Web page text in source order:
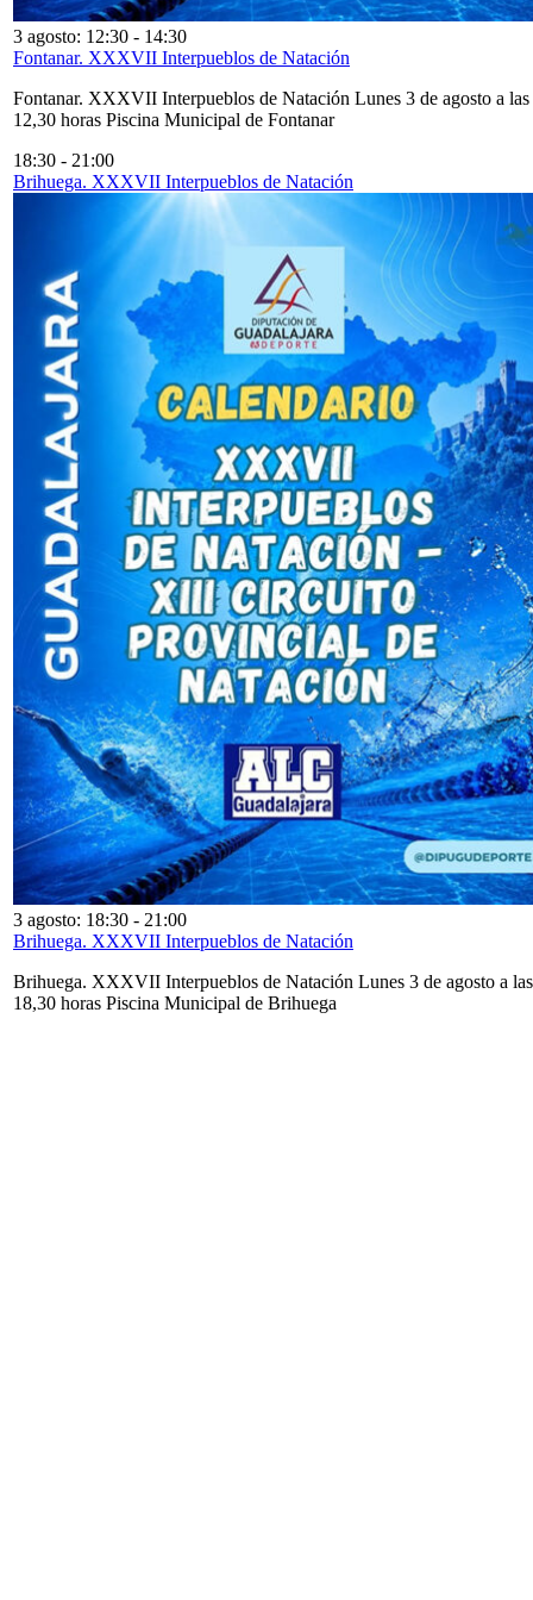
3 agosto: 12:30 - 14:30
Fontanar. XXXVII Interpueblos de Natación
Fontanar. XXXVII Interpueblos de Natación Lunes 3 de agosto a las
12,30 horas Piscina Municipal de Fontanar
18:30 - 21:00
Brihuega. XXXVII Interpueblos de Natación
3 agosto: 18:30 - 21:00
Brihuega. XXXVII Interpueblos de Natación
Brihuega. XXXVII Interpueblos de Natación Lunes 3 de agosto a las
18,30 horas Piscina Municipal de Brihuega